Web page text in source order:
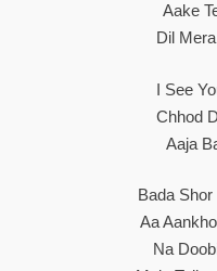
Aake
Dil
I See
Chhod
Aaja
Bada
Aa
Na